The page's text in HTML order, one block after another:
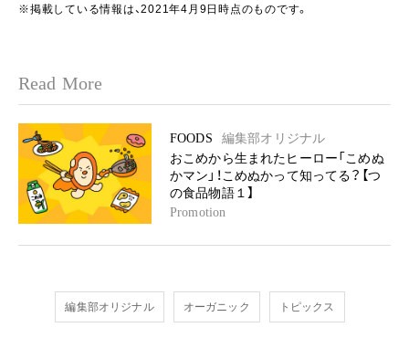
※掲載している情報は、2021年4月9日時点のものです。
Read More
FOODS
編集部オリジナル
おこめから生まれたヒーロー「こめぬ
かマン」！こめぬかって知ってる？【つ
の食品物語１】
Promotion
編集部オリジナル オーガニック トピックス